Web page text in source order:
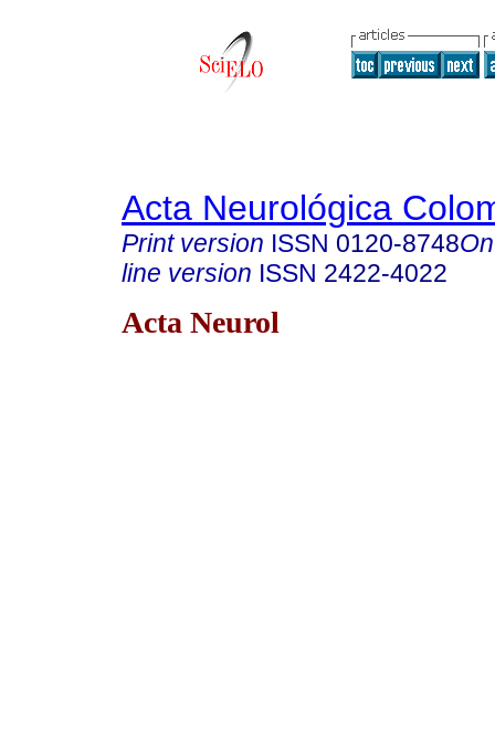
Acta Neurológica
Print version ISSN 0120-8748
line version ISSN 2422-4022
Acta Neurol